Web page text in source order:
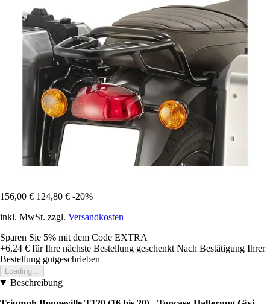
156,00 € 124,80 € -20%
inkl. MwSt. zzgl. Versandkosten
Sparen Sie 5% mit dem Code EXTRA
+6,24 € für Ihre nächste Bestellung geschenkt Nach Bestätigung Ihrer
Bestellung gutgeschrieben
Loading...
Beschreibung